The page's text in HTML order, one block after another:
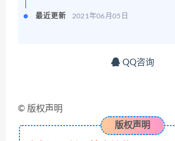
最近更新 2021年06月05日
QQ咨询
© 版权声明
版权声明